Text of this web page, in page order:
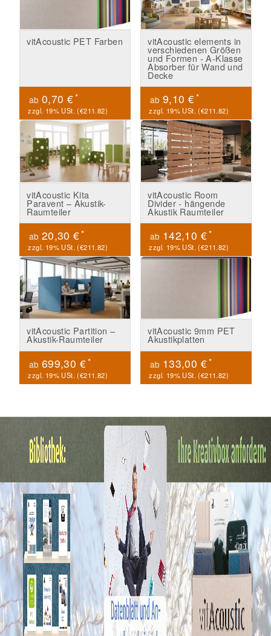
vitAcoustic PET Farben
ab 0,70 €*
zzgl. 19% USt. (€211.82)
vitAcoustic elements in
verschiedenen Größen
und Formen - A-Klasse
Absorber für Wand und
Decke
ab 9,10 €*
zzgl. 19% USt. (€211.82)
vitAcoustic Kita
Paravent – Akustik-
Raumteiler
ab 20,30 €*
zzgl. 19% USt. (€211.82)
vitAcoustic Room
Divider - hängende
Akustik Raumteiler
ab 142,10 €*
zzgl. 19% USt. (€211.82)
vitAcoustic Partition –
Akustik-Raumteiler
ab 699,30 €*
zzgl. 19% USt. (€211.82)
vitAcoustic 9mm PET
Akustikplatten
ab 133,00 €*
zzgl. 19% USt. (€211.82)